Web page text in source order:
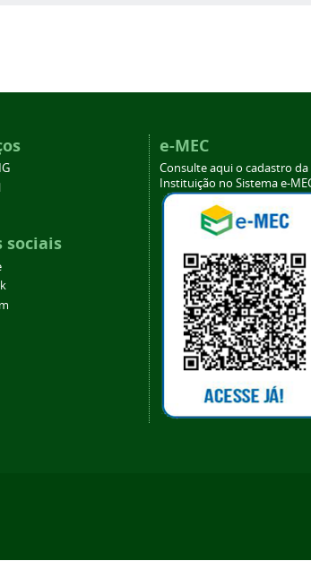
sociais
e-MEC
Consulte aqui o cadastro da
Instituição no Sistema e-